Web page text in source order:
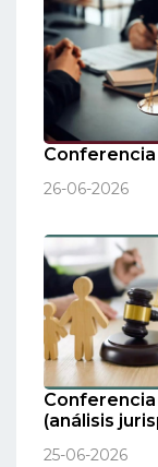
26-06-2026
(análisis
25-06-2026